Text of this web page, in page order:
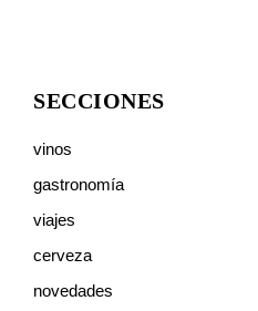
SECCIONES
vinos
gastronomía
viajes
cerveza
novedades